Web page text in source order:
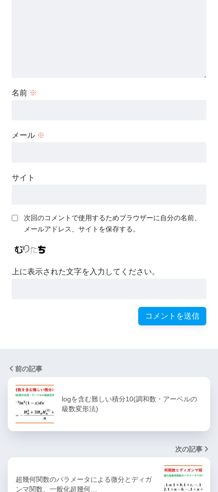
名前 ※
メール ※
サイト
次回のコメントで使用するためブラウザーに自分の名前、
メールアドレス、サイトを保存する。
上に表示された文字を入力してください。
前の記事
logを含む難しい積分10(調和数・アーベルの
級数変形法)
次の記事
超幾何関数のパラメータによる微分とディガ
ンマ関数、一般化超幾何…